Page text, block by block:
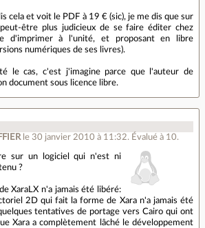
cela et voit le PDF à 19 € (sic), je me dis que sur
être plus judicieux de se faire éditer chez
d'imprimer à l'unité, et proposant en libre
numériques de ses livres).
le cas, c'est j'imagine parce que l'auteur de
document sous licence libre.
le 30 janvier 2010 à 11:32. Évalué à 10.
sur un logiciel qui n'est ni
?
XaraLX n'a jamais été libéré:
2D qui fait la forme de Xara n'a jamais été
tentatives de portage vers Cairo qui ont
Xara a complètement lâché le développement